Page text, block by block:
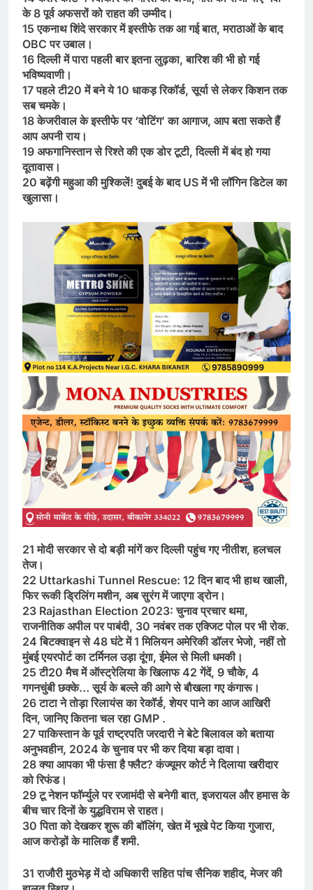
के 8 पूर्व अफसरों को राहत की उम्मीद।
15 एकनाथ शिंदे सरकार में इस्तीफे तक आ गई बात, मराठाओं के बाद
OBC पर उबाल।
16 दिल्ली में पारा पहली बार इतना लुढ़का, बारिश की भी हो गई
भविष्यवाणी।
17 पहले टी20 में बने ये 10 धाकड़ रिकॉर्ड, सूर्या से लेकर किशन तक
सब चमके।
18 केजरीवाल के इस्तीफे पर ‘वोटिंग’ का आगाज, आप बता सकते हैं
आप अपनी राय।
19 अफगानिस्तान से रिश्ते की एक डोर टूटी, दिल्ली में बंद हो गया
दूतावास।
20 बढ़ेंगी महुआ की मुश्किलें! दुबई के बाद US में भी लॉगिन डिटेल का
खुलासा।
21 मोदी सरकार से दो बड़ी मांगें कर दिल्ली पहुंच गए नीतीश, हलचल
तेज।
22 Uttarkashi Tunnel Rescue: 12 दिन बाद भी हाथ खाली,
फिर रूकी ड्रिलिंग मशीन, अब सुरंग में जाएगा ड्रोन।
23 Rajasthan Election 2023: चुनाव प्रचार थमा,
राजनीतिक अपील पर पाबंदी, 30 नवंबर तक एक्जिट पाेल पर भी रोक.
24 बिटक्वाइन से 48 घंटे में 1 मिलियन अमेरिकी डॉलर भेजो, नहीं तो
मुंबई एयरपोर्ट का टर्मिनल उड़ा दूंगा, ईमेल से मिली धमकी।
25 टी20 मैच में ऑस्ट्रेलिया के खिलाफ 42 गेंदें, 9 चौके, 4
गगनचुंबी छक्के… सूर्य के बल्ले की आगे से बौखला गए कंगारू।
26 टाटा ने तोड़ा रिलायंस का रेकॉर्ड, शेयर पाने का आज आखिरी
दिन, जानिए कितना चल रहा GMP .
27 पाकिस्तान के पूर्व राष्ट्रपति जरदारी ने बेटे बिलावल को बताया
अनुभवहीन, 2024 के चुनाव पर भी कर दिया बड़ा दावा।
28 क्या आपका भी फंसा है फ्लैट? कंज्यूमर कोर्ट ने दिलाया खरीदार
को रिफंड।
29 टू नेशन फॉर्म्युले पर रजामंदी से बनेगी बात, इजरायल और हमास के
बीच चार दिनों के युद्धविराम से राहत।
30 पिता को देखकर शुरू की बॉलिंग, खेत में भूखे पेट किया गुजारा,
आज करोड़ों के मालिक हैं शमी.
31 राजौरी मुठभेड़ में दो अधिकारी सहित पांच सैनिक शहीद, मेजर की